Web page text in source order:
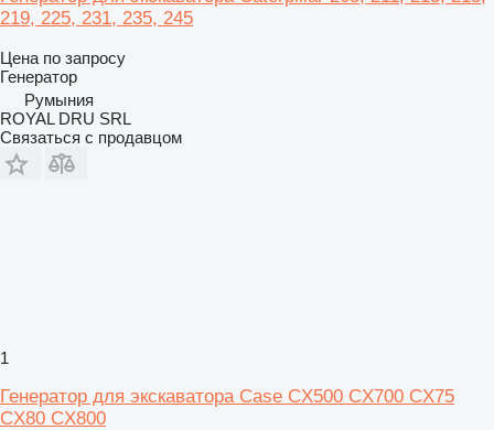
219, 225, 231, 235, 245
Цена по запросу
Генератор
Румыния
ROYAL DRU SRL
Связаться с продавцом
1
Генератор для экскаватора Case CX500 CX700 CX75
CX80 CX800